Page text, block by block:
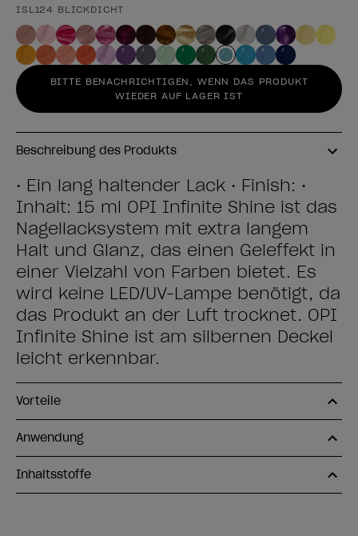
ISL124 BLICKDICHT
BITTE BENACHRICHTIGEN, WENN DAS PRODUKT
WIEDER AUF LAGER IST
Beschreibung des Produkts
• Ein lang haltender Lack • Finish: •
Inhalt: 15 ml OPI Infinite Shine ist das
Nagellacksystem mit extra langem
Halt und Glanz, das einen Geleffekt in
einer Vielzahl von Farben bietet. Es
wird keine LED/UV-Lampe benötigt, da
das Produkt an der Luft trocknet. OPI
Infinite Shine ist am silbernen Deckel
leicht erkennbar.
Vorteile
Anwendung
Inhaltsstoffe